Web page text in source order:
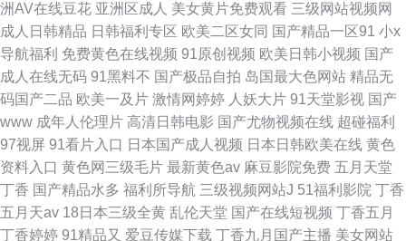
洲AV在线豆花 亚洲区成人 美女黄片免费观看 三级网站视频网
成人日韩精品 日韩福利专区 欧美二区女同 国产精品一区91 小x
导航福利 免费黄色在线视频 91原创视频 欧美日韩小视频 国产
成人在线无码 91黑料不 国产极品自拍 岛国最大色网站 精品无
码国产二品 欧美一及片 激情网婷婷 人妖大片 91天堂影视 国产
www 成年人伦理片 高清日韩电影 国产尤物视频在线 超碰福利
97视屏 91看片入口 日本国产成人视频 日本日韩欧美在线 黄色
资料入口 黄色网三级毛片 最新黄色av 麻豆影院免费 五月天堂
丁香 国产精品水多 福利所导航 三级视频网站J 51福利影院 丁香
五月天av 18日本三级全黄 乱伦天堂 国产在线短视频 丁香五月
丁香婷婷 91精品又 爱豆传媒下载 丁香九月国产主播 美女网站